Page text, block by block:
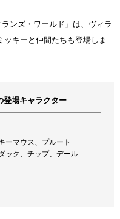
ンズ・ワールド」は、ヴィラ
キーと仲間たちも登場しま
登場キャラクター
ーマウス、プルート
ック、チップ、デール